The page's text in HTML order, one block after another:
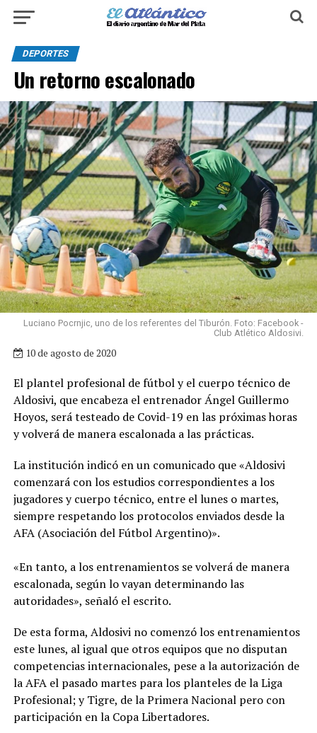
DEPORTES
Un retorno escalonado
Luciano Pocrnjic, uno de los referentes del Tiburón. Foto: Facebook -
Club Atlético Aldosivi.
10 de agosto de 2020
El plantel profesional de fútbol y el cuerpo técnico de
Aldosivi, que encabeza el entrenador Ángel Guillermo
Hoyos, será testeado de Covid-19 en las próximas horas
y volverá de manera escalonada a las prácticas.
La institución indicó en un comunicado que «Aldosivi
comenzará con los estudios correspondientes a los
jugadores y cuerpo técnico, entre el lunes o martes,
siempre respetando los protocolos enviados desde la
AFA (Asociación del Fútbol Argentino)».
«En tanto, a los entrenamientos se volverá de manera
escalonada, según lo vayan determinando las
autoridades», señaló el escrito.
De esta forma, Aldosivi no comenzó los entrenamientos
este lunes, al igual que otros equipos que no disputan
competencias internacionales, pese a la autorización de
la AFA el pasado martes para los planteles de la Liga
Profesional; y Tigre, de la Primera Nacional pero con
participación en la Copa Libertadores.